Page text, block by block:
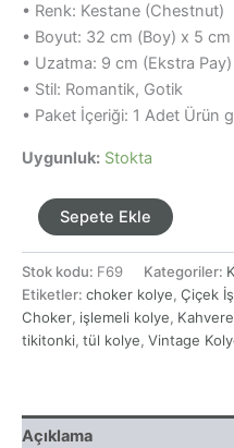
• Renk: Kestane (Chestnut)
• Boyut: 32 cm (Boy) x 5 cm
• Uzatma: 9 cm (Ekstra Pay)
• Stil: Romantik, Gotik
• Paket İçeriği: 1 Adet Ürün
Uygunluk: Stokta
Choker
Kolye
Çiçek
İşlemeli
Kestane
Renk
adet
Sepete Ekle
Stok kodu: F69 Kategoriler:
Etiketler: choker kolye, Çiçek
Choker, işlemeli kolye,
tikitonki, tül kolye, Vintage
Açıklama